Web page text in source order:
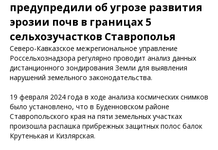
предупредили об угрозе развития
эрозии почв в границах 5
сельхозучастков Ставрополья
Северо-Кавказское межрегиональное управление
Россельхознадзора регулярно проводит анализ данных
дистанционного зондирования Земли для выявления
нарушений земельного законодательства.
19 февраля 2024 года в ходе анализа космических снимков
было установлено, что в Буденновском районе
Ставропольского края на пяти земельных участках
произошла распашка прибрежных защитных полос балок
Крутенькая и Кизлярская.